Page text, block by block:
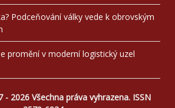
Podceňování války vede k obrovským
promění v moderní logistický uzel
2026 Všechna práva vyhrazena. ISSN